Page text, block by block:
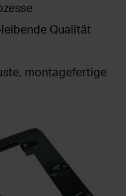
Qualität
montagefertige